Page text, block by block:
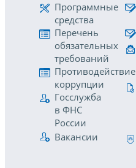
Программные
средства
Перечень
обязательных
требований
Противодействие
коррупции
Госслужба
в ФНС
России
Вакансии